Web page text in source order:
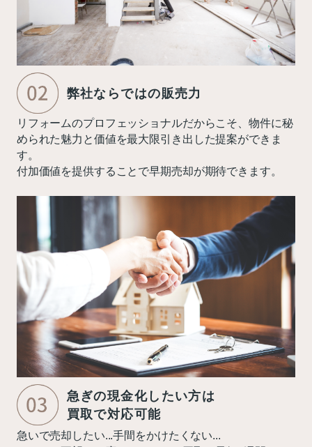
弊社ならではの販売力
リフォームのプロフェッショナルだからこそ、物件に秘
められた魅力と価値を最大限引き出した提案ができま
す。
付加価値を提供することで早期売却が期待できます。
急ぎの現金化したい方は
買取で対応可能
急いで売却したい...手間をかけたくない...